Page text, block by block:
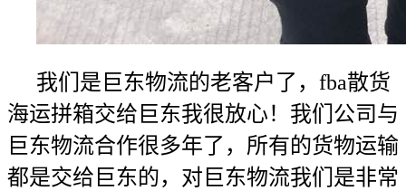
我们是巨东物流的老客户了，fba散货
海运拼箱交给巨东我很放心！我们公司与
巨东物流合作很多年了，所有的货物运输
都是交给巨东的，对巨东物流我们是非常